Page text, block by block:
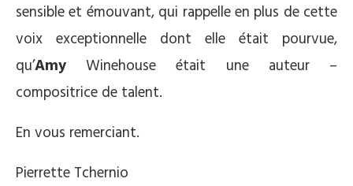
sensible et émouvant, qui rappelle en plus de cette
voix exceptionnelle dont elle était pourvue,
qu’AmyWinehouse était une auteur –
compositrice de talent.
En vous remerciant.
Pierrette Tchernio